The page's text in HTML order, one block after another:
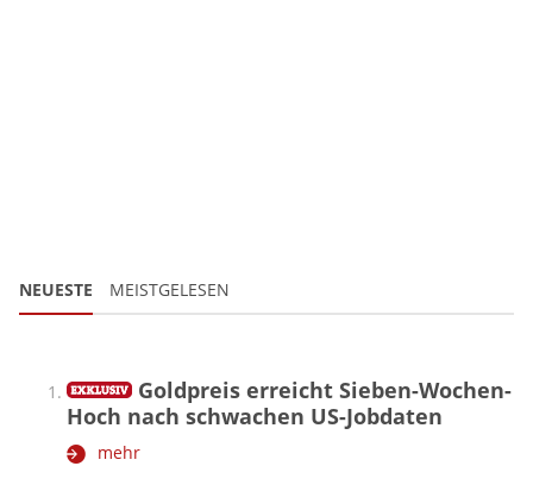
NEUESTE MEISTGELESEN
Goldpreis erreicht Sieben-Wochen-
Hoch nach schwachen US-Jobdaten
mehr